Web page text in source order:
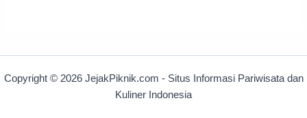
Copyright © 2026 JejakPiknik.com - Situs Informasi Pariwisata dan
Kuliner Indonesia